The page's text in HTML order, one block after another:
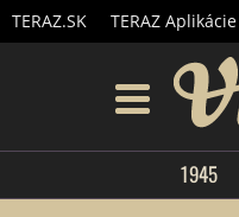
TERAZ.SK TERAZ Aplikácie
1945